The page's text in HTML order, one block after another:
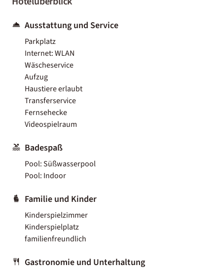
Ausstattung und Service
Parkplatz
Internet: WLAN
Wäscheservice
Aufzug
Haustiere erlaubt
Transferservice
Fernsehecke
Videospielraum
Badespaß
Pool: Süßwasserpool
Pool: Indoor
Familie und Kinder
Kinderspielzimmer
Kinderspielplatz
familienfreundlich
Gastronomie und Unterhaltung